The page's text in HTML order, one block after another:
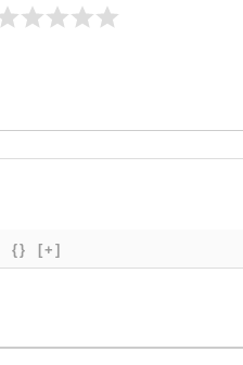
{} [+]